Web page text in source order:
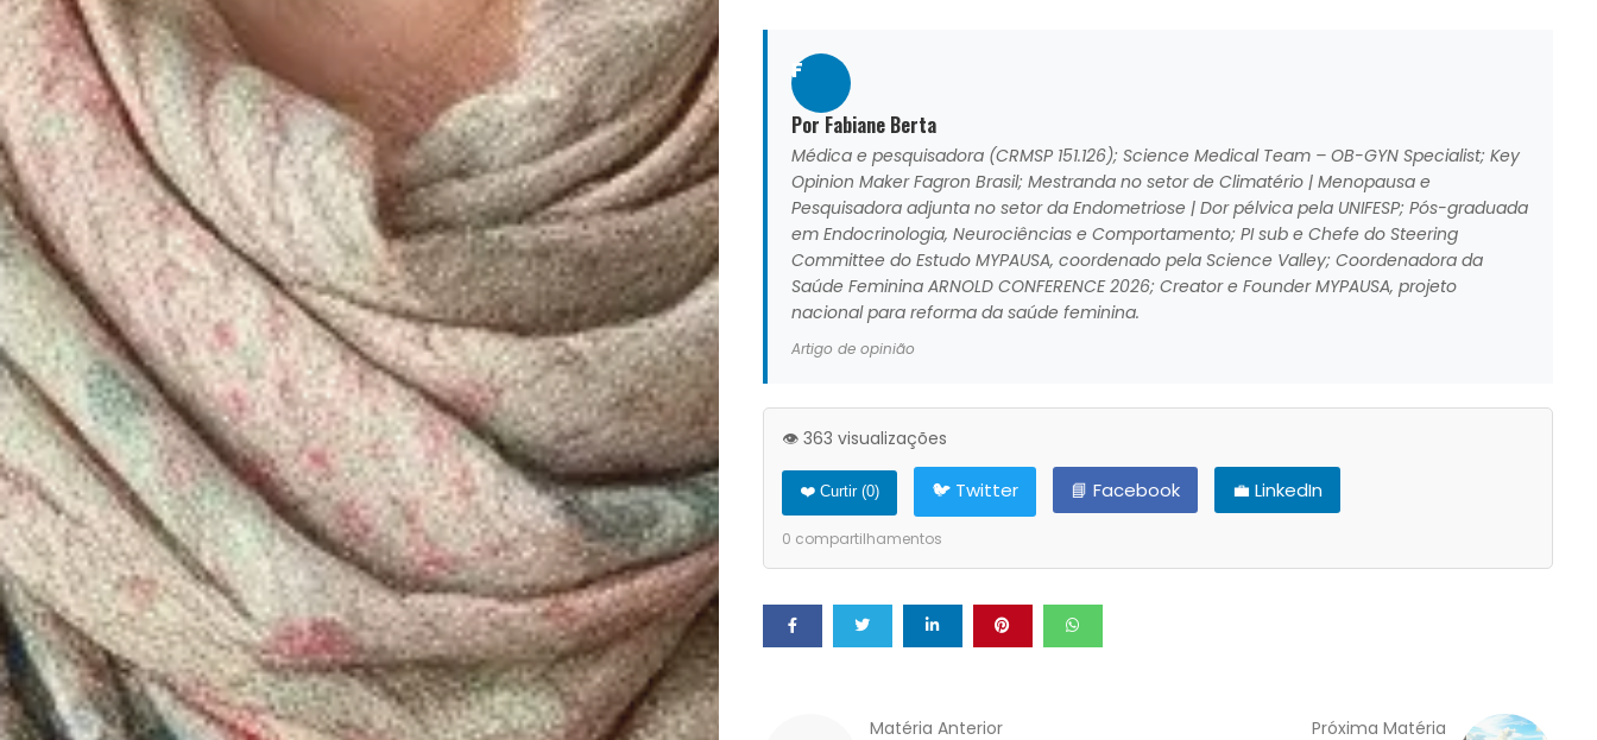
Homem
Mães
Filhos
Notícias
Opinião
Pets
Receitas
Saúde
e
Qualidade
F
Por Fabiane Berta
Médica e pesquisadora (CRMSP 151.126); Science Medical Team – OB-GYN Specialist; Key
Opinion Maker Fagron Brasil; Mestranda no setor de Climatério | Menopausa e
Pesquisadora adjunta no setor da Endometriose | Dor pélvica pela UNIFESP; Pós-graduada
em Endocrinologia, Neurociências e Comportamento; PI sub e Chefe do Steering
Committee do Estudo MYPAUSA, coordenado pela Science Valley; Coordenadora da
Saúde Feminina ARNOLD CONFERENCE 2026; Creator e Founder MYPAUSA, projeto
nacional para reforma da saúde feminina.
Artigo de opinião
👁️ 363 visualizações
❤️ Curtir (0) 🐦 Twitter 📘 Facebook 💼 LinkedIn
0 compartilhamentos
Matéria Anterior Próxima Matéria